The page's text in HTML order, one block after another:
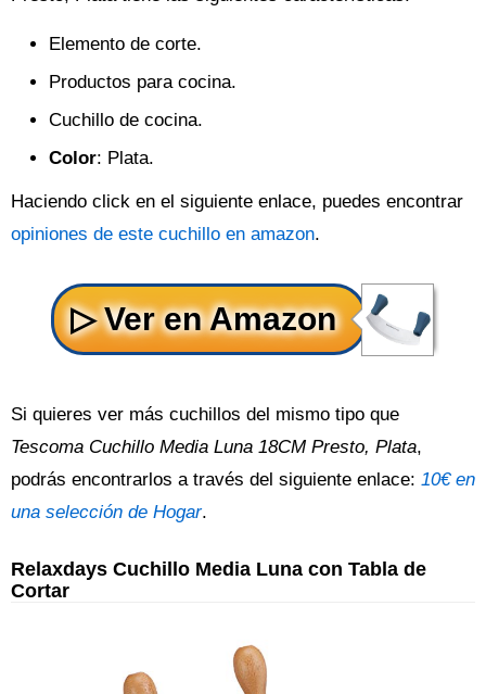
Elemento de corte.
Productos para cocina.
Cuchillo de cocina.
Color: Plata.
Haciendo click en el siguiente enlace, puedes encontrar
opiniones de este cuchillo en amazon.
Si quieres ver más cuchillos del mismo tipo que
Tescoma Cuchillo Media Luna 18CM Presto, Plata,
podrás encontrarlos a través del siguiente enlace: 10€ en
una selección de Hogar.
Relaxdays Cuchillo Media Luna con Tabla de
Cortar